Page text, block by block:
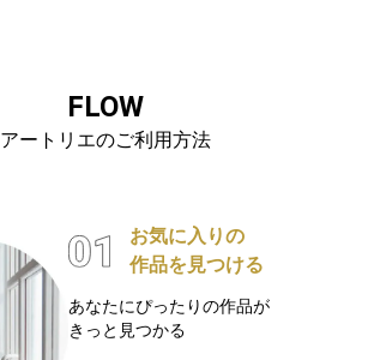
FLOW
アートリエのご利用方法
お気に入りの
作品を見つける
あなたにぴったりの作品が
きっと見つかる